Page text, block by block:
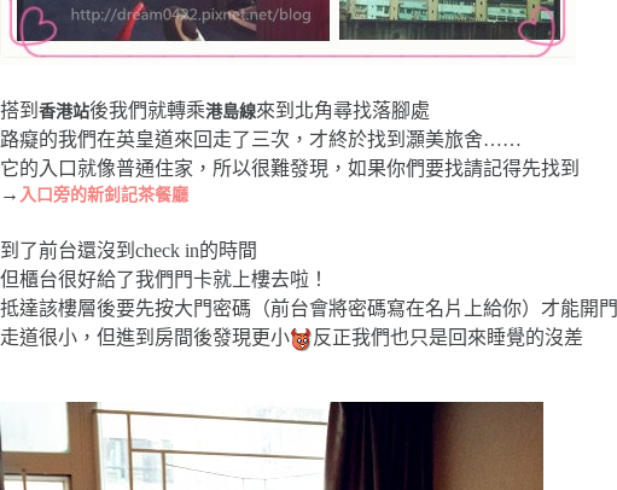
搭到 香港站後我們就轉乘港島線來到北角尋找落腳處
路癡的我們在英皇道來回走了三次，才終於找到灝美旅舍……
它的入口就像普通住家，所以很難發現，如果你們要找請記得先找到
→ 入口旁的新釗記茶餐廳
到了前台還沒到check in的時間
但櫃台很好給了我們門卡就上樓去啦！
抵達該樓層後要先按大門密碼（前台會將密碼寫在名片上給你）才能開門
走道很小，但進到房間後發現更小
反正我們也只是回來睡覺的沒差